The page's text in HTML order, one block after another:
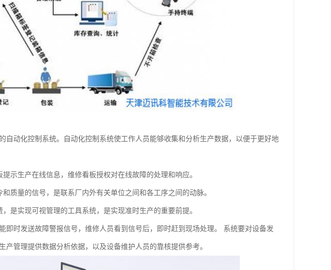
自动化控制系统。自动化控制系统使工作人员能够收集和分析生产数据，以便于更好地
示生产在线信息，维修看板授权对在线故障的处理和响应。
质量的信号，是联系厂内外有关单位之间和各工序之间的动脉。
是实现可视管理的工具系统，是实现准时生产的重要前提。
即时发送故障警报信号，维修人员看到信号后，即时赶到现场处理。 系统要对设备发
管理提供数据分析依据，以及设备维护人员的靠核提供参考。